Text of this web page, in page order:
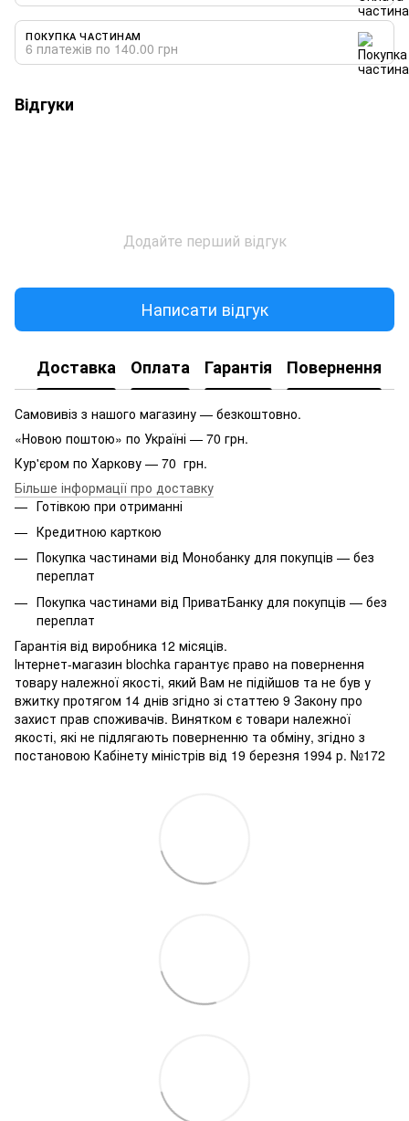
ПОКУПКА ЧАСТИНАМ
6 платежів по 140.00 грн
Відгуки
Додайте перший відгук
Написати відгук
Доставка Оплата Гарантія Повернення
Самовивіз з нашого магазину — безкоштовно.
«Новою поштою» по Україні — 70 грн.
Кур'єром по Харкову — 70 грн.
Більше інформації про доставку
Готівкою при отриманні
Кредитною карткою
Покупка частинами від Монобанку для покупців — без
переплат
Покупка частинами від ПриватБанку для покупців — без
переплат
Гарантія від виробника 12 місяців.
Інтернет-магазин blochka гарантує право на повернення
товару належної якості, який Вам не підійшов та не був у
вжитку протягом 14 днів згідно зі статтею 9 Закону про
захист прав споживачів. Винятком є ​​товари належної
якості, які не підлягають поверненню та обміну, згідно з
постановою Кабінету міністрів від 19 березня 1994 р. №172